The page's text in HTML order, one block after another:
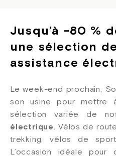
Jusqu’à -80 %
une sélection
assistance
Le week-end prochain,
son usine pour mettre
sélection variée de
électrique. Vélos de
trekking, vélos de
L’occasion idéale pour